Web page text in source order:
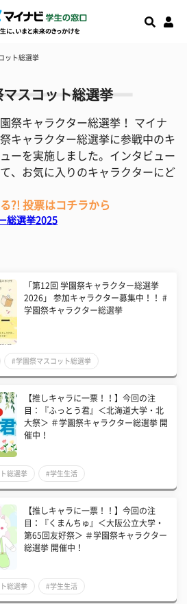
ット総選挙
マスコット総選挙
祭キャラクター総選挙！ マイナ
キャラクター総選挙に参戦中のキ
ーを実施しました。インタビュー
、お気に入りのキャラクターにど
?! 投票はコチラから
総選挙2025
「第12回 学園祭キャラクター総選挙
2026」 参加キャラクター募集中！！ #
学園祭キャラクター総選挙
#学園祭マスコット総選挙
【推しキャラに一票！！】今回の注
目：『ふっとう君』＜北海道大学・北
大祭＞ ＃学園祭キャラクター総選挙 開
催中！
総選挙 #学生生活
【推しキャラに一票！！】今回の注
目：『くまんちゅ』＜大阪公立大学・
第65回友好祭＞ ＃学園祭キャラクター
総選挙 開催中！
総選挙 #学生生活